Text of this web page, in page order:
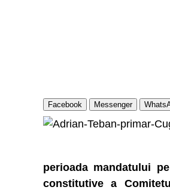
Facebook Messenger
perioada mandatului
constitutive a